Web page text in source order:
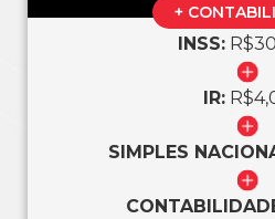
+
INSS:
IR:
SIMPLES